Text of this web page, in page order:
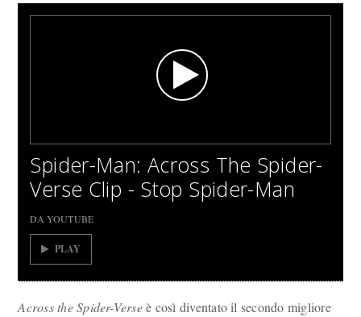
Spider-Man: Across The Spider-
Verse Clip - Stop Spider-Man
DA YOUTUBE
PLAY
Across the Spider-Verseè così diventato il secondo migliore